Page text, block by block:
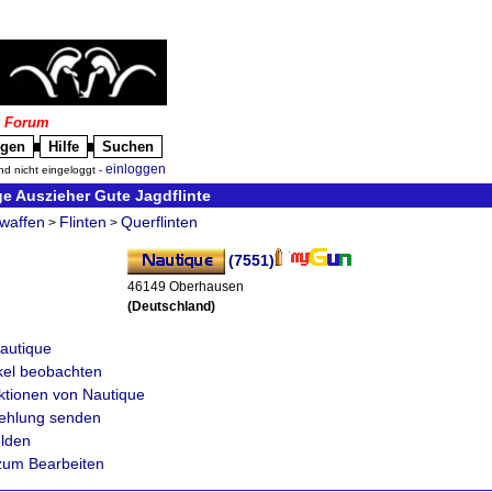
Forum
Hilfe Suchen
nicht eingeloggt - einloggen
Auszieher Gute Jagdflinte
> Flinten > Querflinten
(7551)
46149 Oberhausen
(Deutschland)
beobachten
von Nautique
senden
Bearbeiten